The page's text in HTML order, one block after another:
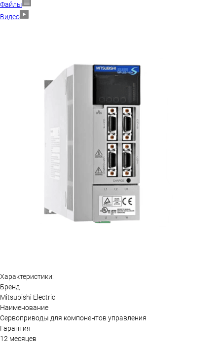
Файлы
Видео
Характеристики:
Бренд
Mitsubishi Electric
Наименование
Сервоприводы для компонентов управления
Гарантия
12 месяцев